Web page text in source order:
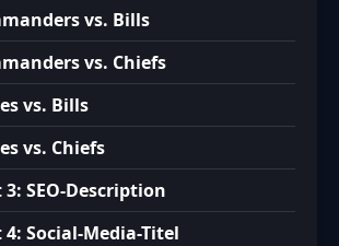
vs. Bills
vs. Chiefs
vs. Bills
vs. Chiefs
SEO-Description
Social-Media-Titel